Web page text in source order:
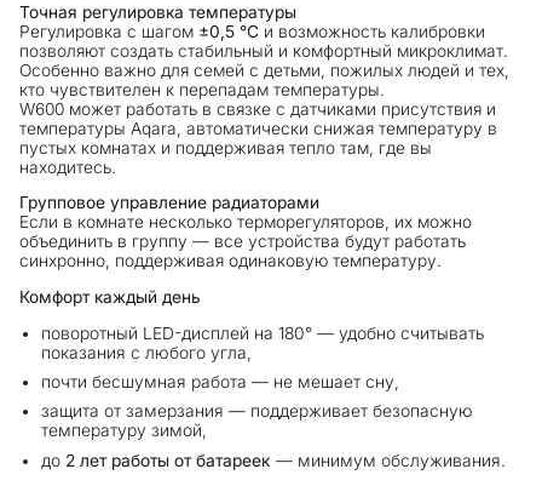
Точная регулировка температуры
Регулировка с шагом ±0,5 °C и возможность калибровки
позволяют создать стабильный и комфортный микроклимат.
Особенно важно для семей с детьми, пожилых людей и тех,
кто чувствителен к перепадам температуры.
W600 может работать в связке с датчиками присутствия и
температуры Aqara, автоматически снижая температуру в
пустых комнатах и поддерживая тепло там, где вы
находитесь.
Групповое управление радиаторами
Если в комнате несколько терморегуляторов, их можно
объединить в группу — все устройства будут работать
синхронно, поддерживая одинаковую температуру.
Комфорт каждый день
поворотный LED-дисплей на 180° — удобно считывать
показания с любого угла,
почти бесшумная работа — не мешает сну,
защита от замерзания — поддерживает безопасную
температуру зимой,
до 2 лет работы от батареек — минимум обслуживания.